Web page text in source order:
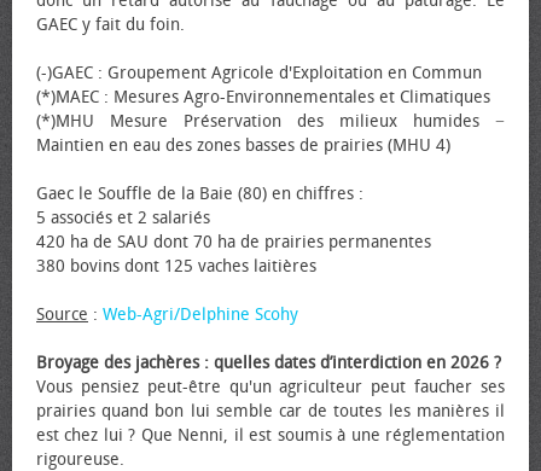
GAEC y fait du foin.
(-)GAEC : Groupement Agricole d'Exploitation en Commun
(*)MAEC : Mesures Agro-Environnementales et Climatiques
(*)MHU Mesure Préservation des milieux humides −
Maintien en eau des zones basses de prairies (MHU 4)
Gaec le Souffle de la Baie (80) en chiffres :
5 associés et 2 salariés
420 ha de SAU dont 70 ha de prairies permanentes
380 bovins dont 125 vaches laitières
Source : Web-Agri/Delphine Scohy
Broyage des jachères : quelles dates d’interdiction en 2026 ?
Vous pensiez peut-être qu'un agriculteur peut faucher ses
prairies quand bon lui semble car de toutes les manières il
est chez lui ? Que Nenni, il est soumis à une réglementation
rigoureuse.